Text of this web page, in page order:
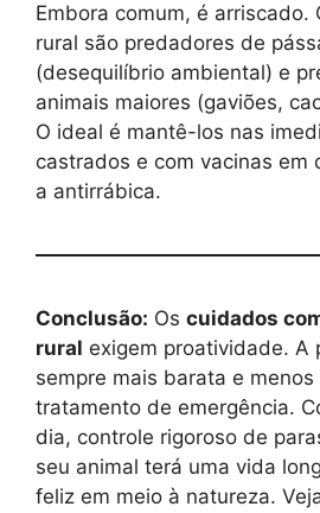
Embora comum, é arriscado.
rural são predadores de
(desequilíbrio ambiental) e
animais maiores (gaviões,
O ideal é mantê-los nas
castrados e com vacinas em
a antirrábica.
Conclusão: Os cuidados
rural exigem proatividade. A
sempre mais barata e
tratamento de emergência.
dia, controle rigoroso de
seu animal terá uma vida
feliz em meio à natureza.